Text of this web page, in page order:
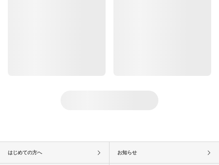
はじめての方へ お知らせ